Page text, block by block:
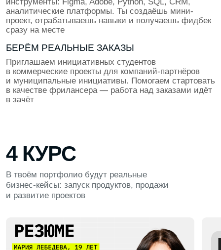
выпускников студенты помогают друг другу, делятся
опытом и дают советы по поиску проектов
и вакансий
Применяем все навыки, которые накопили за время
обучения для создания впечатляющего продукта.
Проект пройдёт ревью от экспертов из ИТ и станет
твоим козырем при трудоустройстве
ВЫПУСКНОЙ ПРОЕКТ
Учимся презентовать себя и проходить интервью.
Проходим тестовые задания и кейс-интервью,
отрабатываем презентации проектов. Собираем
лучшие кейсы и упаковываем резюме под
требования топ-компаний с поддержкой HR-эксперта
НАШИ ПАРТНЁРЫ ПО ТРУДОУСТРОЙСТВУ